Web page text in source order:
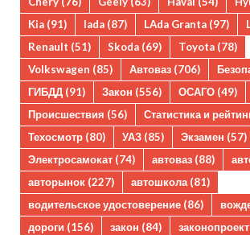
Kia (91) lada (87) LAda Granta (97)
Renault (51) Skoda (69) Toyota (78)
Volkswagen (85) Автоваз (706)
ГИБДД (91) Закон (556) ОСАГО (49)
Происшествия (56) Статистика и
Техосмотр (80) УАЗ (85) Экзамен (57)
Электросамокат (74) автоваз (88)
авторынок (227) автошкола(81)
водительское удостоверение (86)
дороги (156) закон (84) законопроект